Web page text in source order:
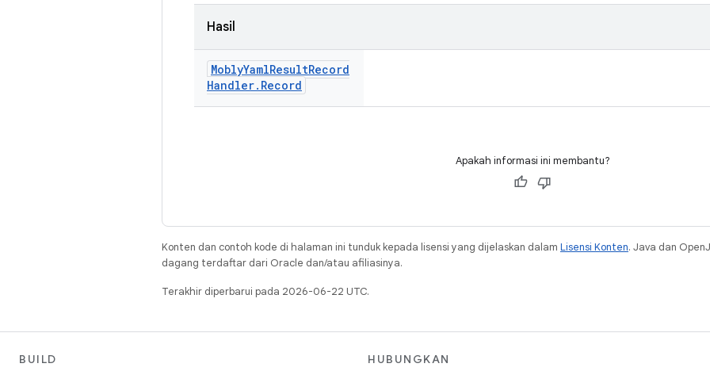
Hasil
MoblyYamlResultRecord
Handler. Record
Apakah informasi ini membantu?
Konten dan contoh kode di halaman ini tunduk kepada lisensi yang dijelaskan dalam Lisensi Konten. Java dan
dagang terdaftar dari Oracle dan/atau afiliasinya.
Terakhir diperbarui pada 2026-06-22 UTC.
BUILD HUBUNGKAN